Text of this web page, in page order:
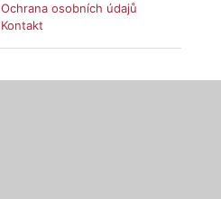
Ochrana osobních údajů
Kontakt